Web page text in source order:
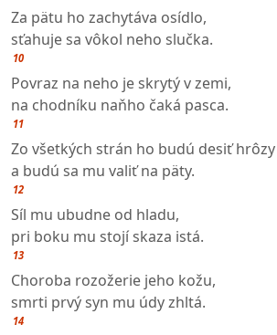
Za pätu ho zachytáva osídlo,
sťahuje sa vôkol neho slučka.
10
Povraz na neho je skrytý v zemi,
na chodníku naňho čaká pasca.
11
Zo všetkých strán ho budú desiť hrôzy
a budú sa mu valiť na päty.
12
Síl mu ubudne od hladu,
pri boku mu stojí skaza istá.
13
Choroba rozožerie jeho kožu,
smrti prvý syn mu údy zhltá.
14